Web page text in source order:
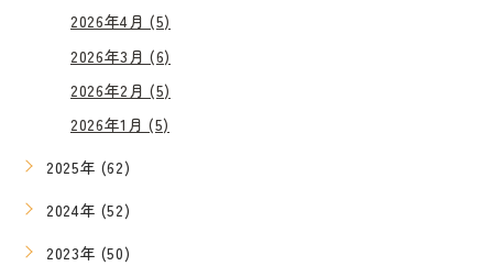
2026年4月 (5)
2026年3月 (6)
2026年2月 (5)
2026年1月 (5)
2025年 (62)
2024年 (52)
2023年 (50)